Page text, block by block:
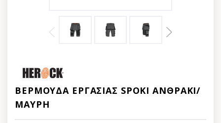
ΒΕΡΜΟΥΔΑ ΕΡΓΑΣΙΑΣ SPOKI ΑΝΘΡΑΚΙ/
ΜΑΥΡΗ